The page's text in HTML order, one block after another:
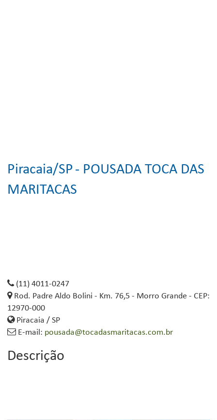
Piracaia/SP- POUSADA TOCA DAS
MARITACAS
(11) 4011-0247
Rod. Padre Aldo Bolini - Km. 76,5 - Morro Grande - CEP:
12970-000
Piracaia / SP
E-mail: pousada@tocadasmaritacas.com.br
Descrição